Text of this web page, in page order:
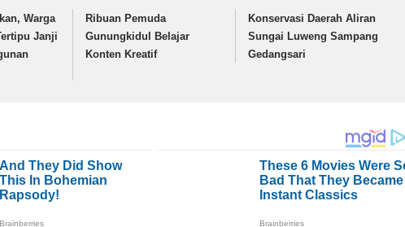
Warga
Janji
Ribuan Pemuda
Gunungkidul Belajar
Konten Kreatif
Konservasi Daerah Aliran
Sungai Luweng Sampang
Gedangsari